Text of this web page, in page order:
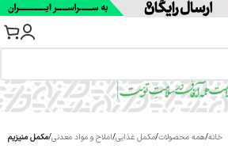
خانه/همه محصولات/مکمل غذایی/املاح و مواد معدنی/مکمل منیزیم